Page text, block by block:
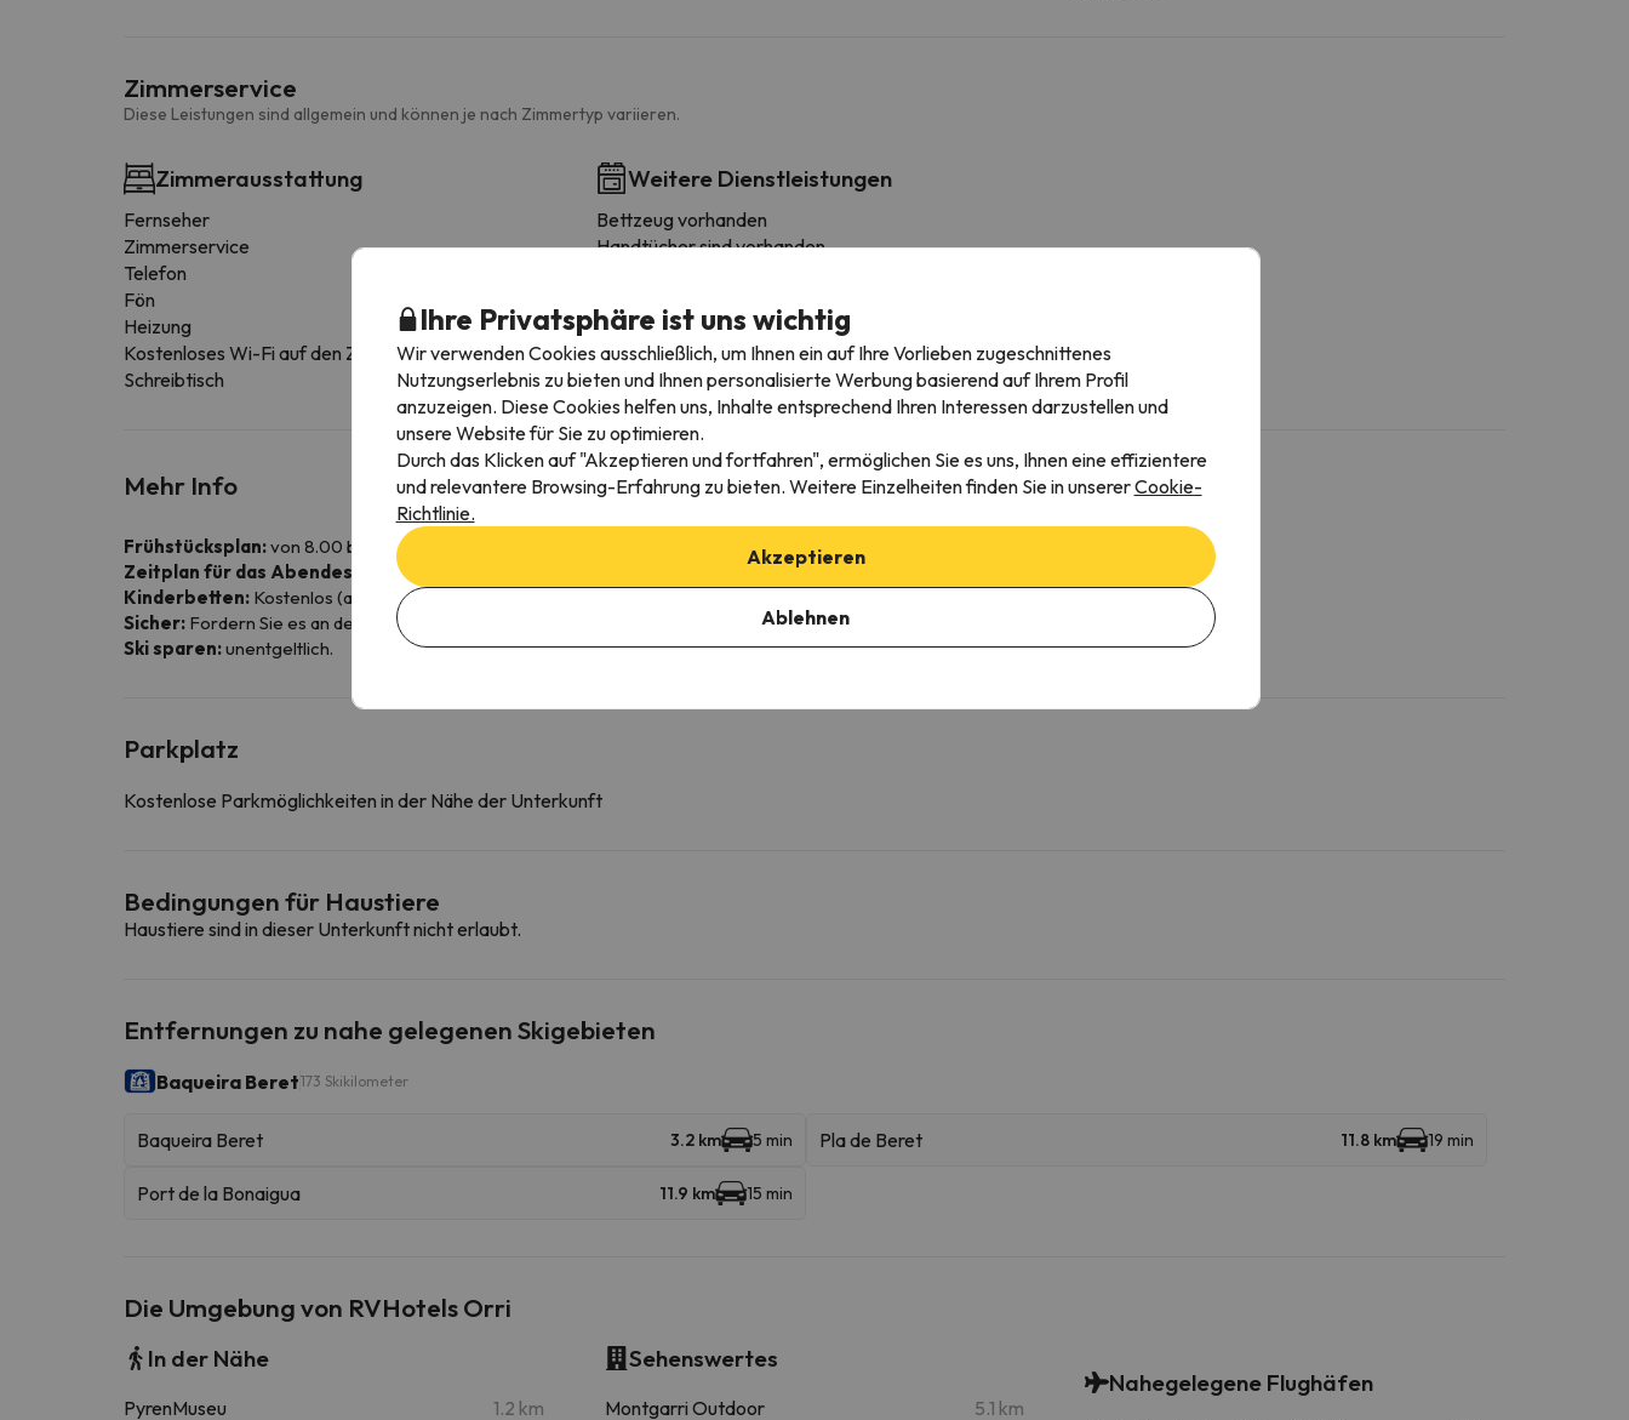
Zimmerservice
Diese Leistungen sind allgemein und können je nach Zimmertyp variieren.
Zimmerausstattung
Fernseher
Zimmerservice
Telefon
Fön
Heizung
Kostenloses Wi-Fi auf den Zimmern
Schreibtisch
Weitere Dienstleistungen
Bettzeug vorhanden
Handtücher sind vorhanden
Badezimmer
Bidet
Mehr Info
Frühstücksplan:von 8.00 bis 10.00 Uhr
Zeitplan für das Abendessen:
von 20.00 bis 22.00 Uhr
Kinderbetten: Kostenlos (auf Anfrage und nach Verfügbarkeit).
Sicher: Fordern Sie es an der Rezeption an.
Ski sparen:unentgeltlich.
Parkplatz
Kostenlose Parkmöglichkeiten in der Nähe der Unterkunft
Bedingungen für Haustiere
Haustiere sind in dieser Unterkunft nicht erlaubt.
Entfernungen zu nahe gelegenen Skigebieten
Baqueira Beret173 Skikilometer
Baqueira Beret 3.2 km 5 min Pla de Beret 11.8 km 19 min
Port de la Bonaigua 11.9 km 15 min
Die Umgebung von RVHotels Orri
In der Nähe
PyrenMuseu 1.2 km
Sehenswertes
Montgarri Outdoor 5.1 km
Nahegelegene Flughäfen
Ihre Privatsphäre ist uns wichtig
Wir verwenden Cookies ausschließlich, um Ihnen ein auf Ihre Vorlieben zugeschnittenes
Nutzungserlebnis zu bieten und Ihnen personalisierte Werbung basierend auf Ihrem Profil
anzuzeigen. Diese Cookies helfen uns, Inhalte entsprechend Ihren Interessen darzustellen und
unsere Website für Sie zu optimieren.
Durch das Klicken auf "Akzeptieren und fortfahren", ermöglichen Sie es uns, Ihnen eine effizientere
und relevantere Browsing-Erfahrung zu bieten. Weitere Einzelheiten finden Sie in unsererCookie-
Richtlinie.
Akzeptieren
Ablehnen